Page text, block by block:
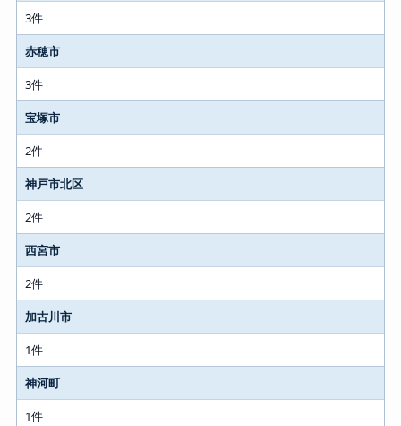
3件
赤穂市
3件
宝塚市
2件
神戸市北区
2件
西宮市
2件
加古川市
1件
神河町
1件